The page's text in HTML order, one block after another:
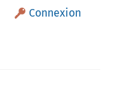
Connexion